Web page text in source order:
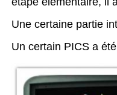
Une certaine partie
Un certain PICS a